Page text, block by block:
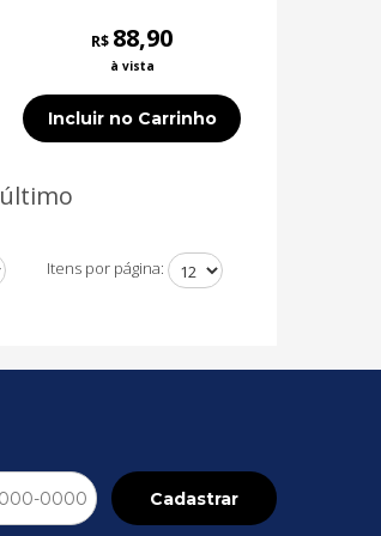
R$ 88,90
à vista
Incluir no Carrinho
último
Itens por página:
Cadastrar